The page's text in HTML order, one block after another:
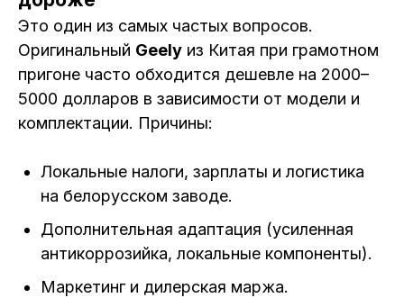
Это один из самых частых вопросов.
Оригинальный Geely из Китая при грамотном
пригоне часто обходится дешевле на 2000–
5000 долларов в зависимости от модели и
комплектации. Причины:
Локальные налоги, зарплаты и логистика
на белорусском заводе.
Дополнительная адаптация (усиленная
антикоррозийка, локальные компоненты).
Маркетинг и дилерская маржа.